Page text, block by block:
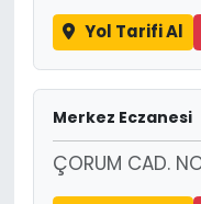
Yol Tarifi Al
Merkez Eczanesi
ÇORUM CAD.